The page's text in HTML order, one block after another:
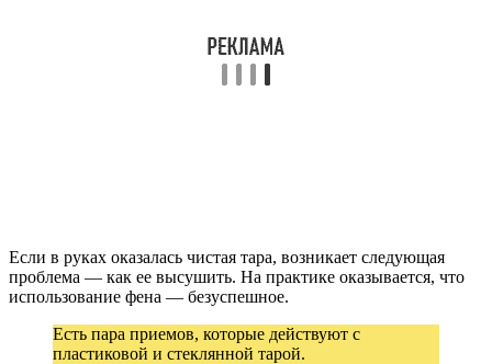
Если в руках оказалась чистая тара, возникает следующая
проблема — как ее высушить. На практике оказывается, что
использование фена — безуспешное.
Есть пара приемов, которые действуют с
пластиковой и стеклянной тарой.